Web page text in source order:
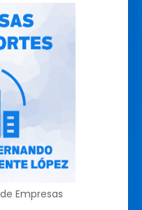
Empresas